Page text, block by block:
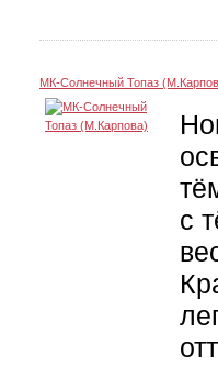
МК-Солнечный Топаз
с